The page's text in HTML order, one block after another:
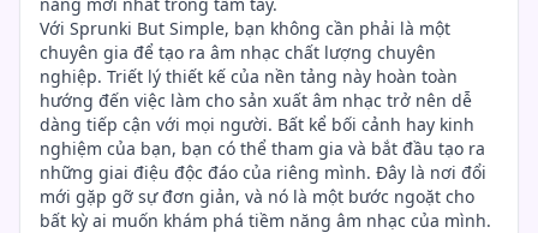
Với Sprunki But Simple, bạn không cần phải là một
chuyên gia để tạo ra âm nhạc chất lượng chuyên
nghiệp. Triết lý thiết kế của nền tảng này hoàn toàn
hướng đến việc làm cho sản xuất âm nhạc trở nên dễ
dàng tiếp cận với mọi người. Bất kể bối cảnh hay kinh
nghiệm của bạn, bạn có thể tham gia và bắt đầu tạo ra
những giai điệu độc đáo của riêng mình. Đây là nơi đổi
mới gặp gỡ sự đơn giản, và nó là một bước ngoặt cho
bất kỳ ai muốn khám phá tiềm năng âm nhạc của mình.